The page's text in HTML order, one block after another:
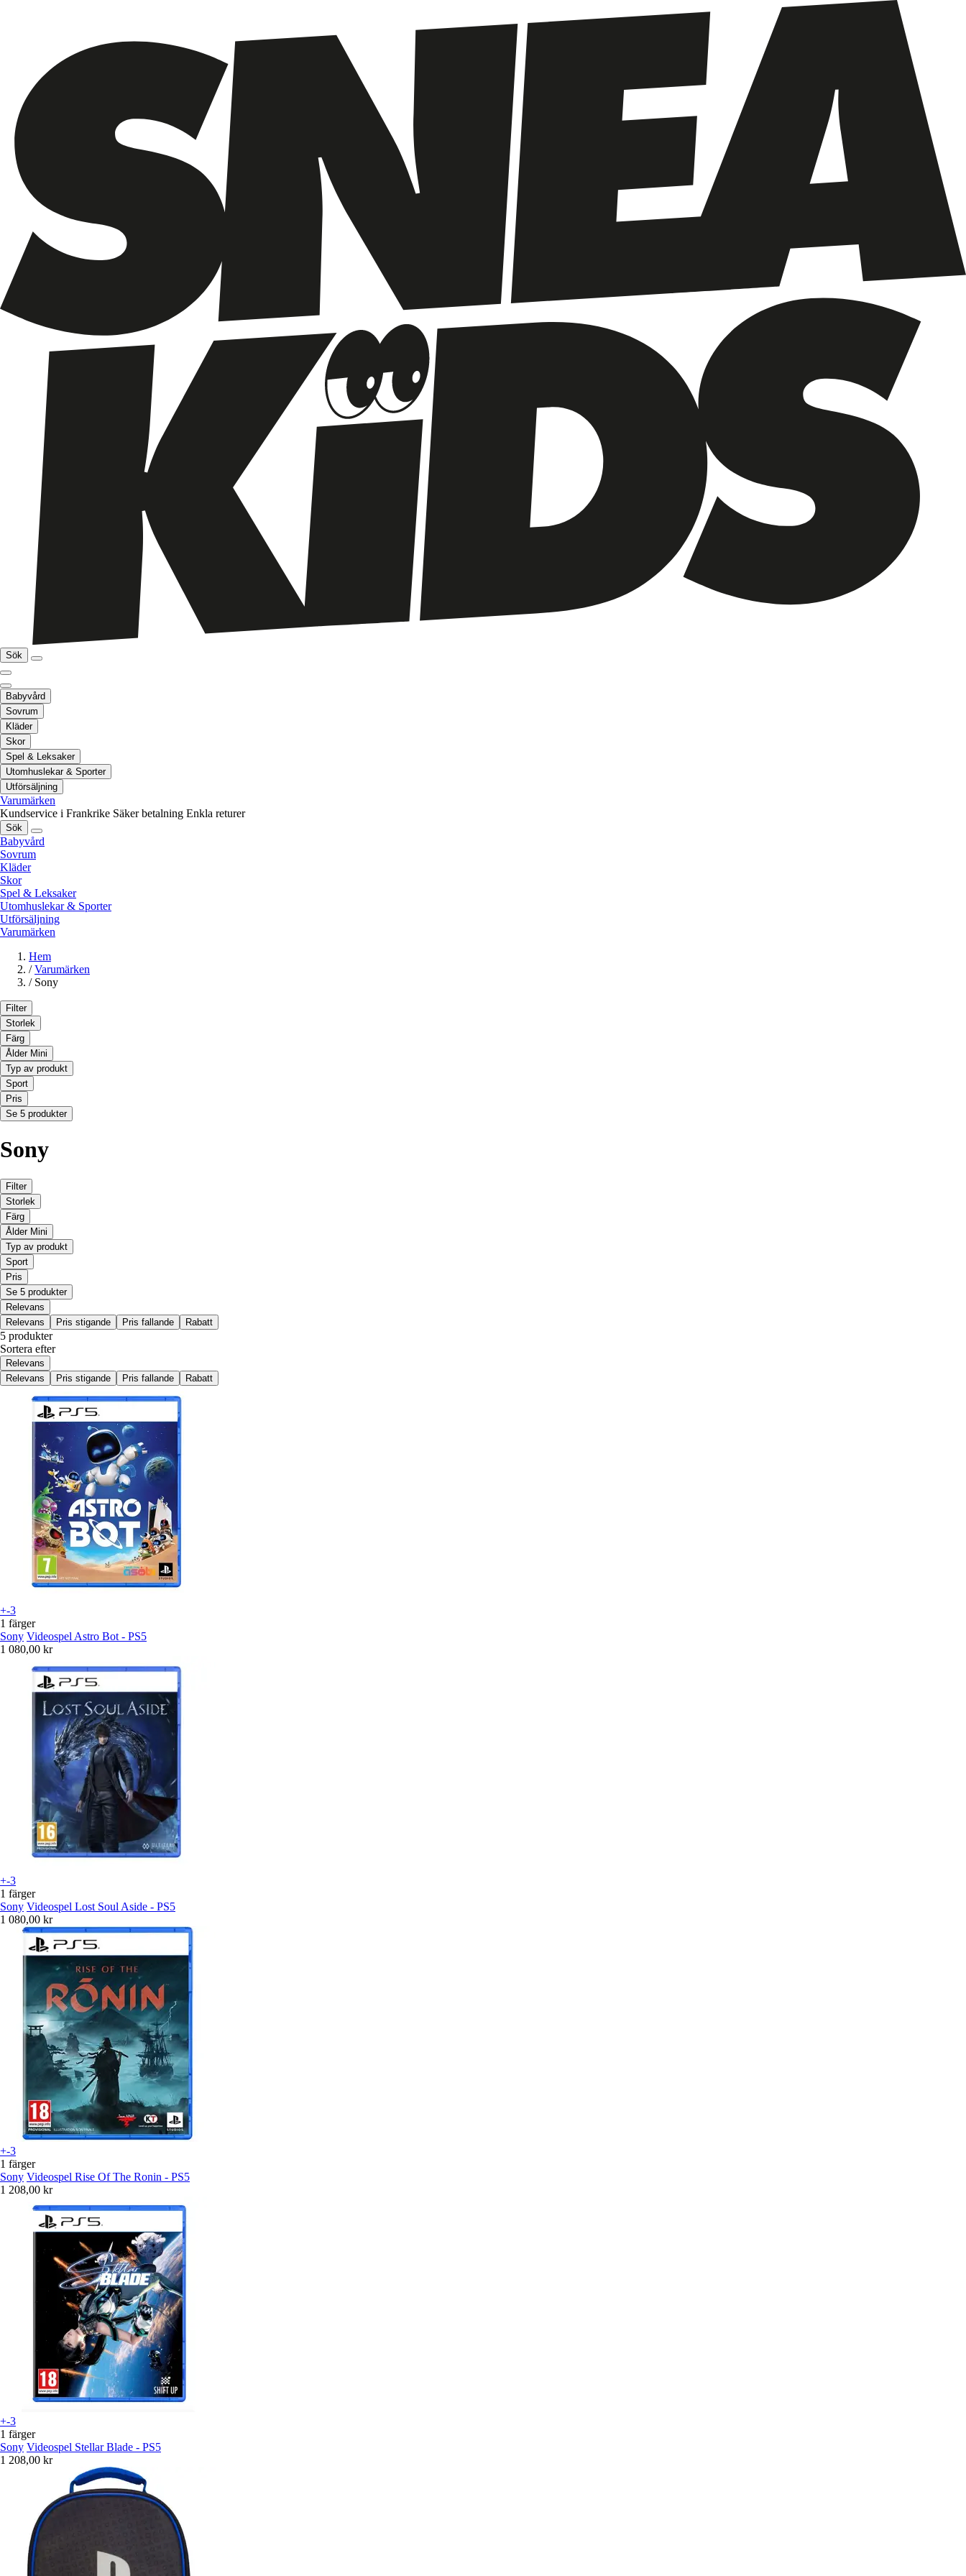
Sök
Babyvård
Sovrum
Kläder
Skor
Spel & Leksaker
Utomhuslekar & Sporter
Utförsäljning
Varumärken
Kundservice i Frankrike Säker betalning Enkla returer
Sök
Babyvård
Sovrum
Kläder
Skor
Spel & Leksaker
Utomhuslekar & Sporter
Utförsäljning
Varumärken
Hem
/ Varumärken
/ Sony
Filter
Storlek
Färg
Ålder Mini
Typ av produkt
Sport
Pris
Se 5 produkter
Sony
Filter
Storlek
Färg
Ålder Mini
Typ av produkt
Sport
Pris
Se 5 produkter
Relevans
Relevans
Pris stigande Pris fallande Rabatt
5 produkter
Sortera efter
Relevans
Relevans
Pris stigande Pris fallande Rabatt
+-3
1 färger
Sony Videospel Astro Bot - PS5
1 080,00 kr
+-3
1 färger
Sony Videospel Lost Soul Aside - PS5
1 080,00 kr
+-3
1 färger
Sony Videospel Rise Of The Ronin - PS5
1 208,00 kr
+-3
1 färger
Sony Videospel Stellar Blade - PS5
1 208,00 kr